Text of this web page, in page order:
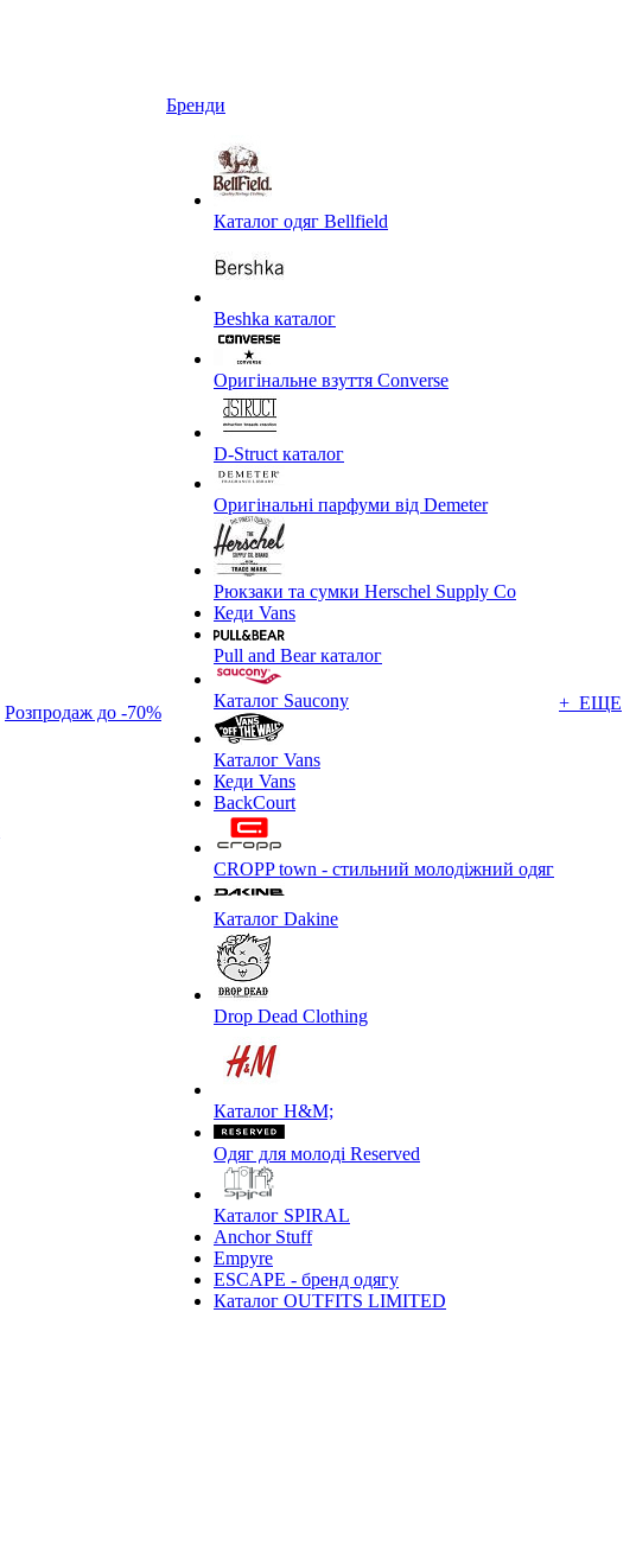
Розпродаж до -70%
Бренди
Каталог одяг Bellfield
Beshka каталог
Оригінальне взуття Converse
D-Struct каталог
Оригінальні парфуми від Demeter
Рюкзаки та сумки Herschel Supply Co
Кеди Vans
Pull and Bear каталог
Каталог Saucony
Каталог Vans
Кеди Vans
BackCourt
CROPP town - стильний молодіжний одяг
Каталог Dakine
Drop Dead Clothing
Каталог H&M;
Одяг для молоді Reserved
Каталог SPIRAL
Anchor Stuff
Empyre
ESCAPE - бренд одягу
Каталог OUTFITS LIMITED
+ ЕЩЕ